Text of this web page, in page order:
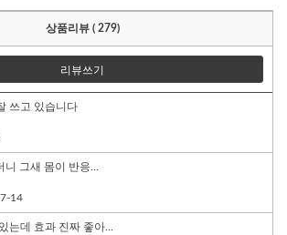
상품리뷰 ( 279)
리뷰쓰기
쓰고 있습니다
그새 몸이 반응...
14
는데 효과 진짜 좋아...